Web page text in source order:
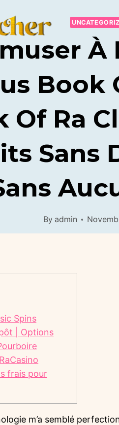
Book
Of Ra
Sans
By admin
Spins
| Options
frais pour
m’a semblé